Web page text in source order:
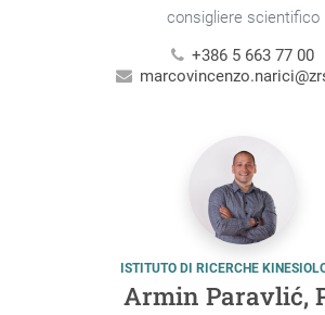
consigliere scientifico
+386 5 663 77 00
ISTITUTO DI RICERCHE
Armin Paravlić,